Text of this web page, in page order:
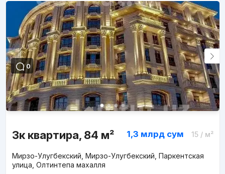
0
3к квартира, 84 м² 1,3 млрд сум 15/ м²
Мирзо-Улугбекский, Мирзо-Улугбекский, Паркентская
улица, Олтинтепа махалля